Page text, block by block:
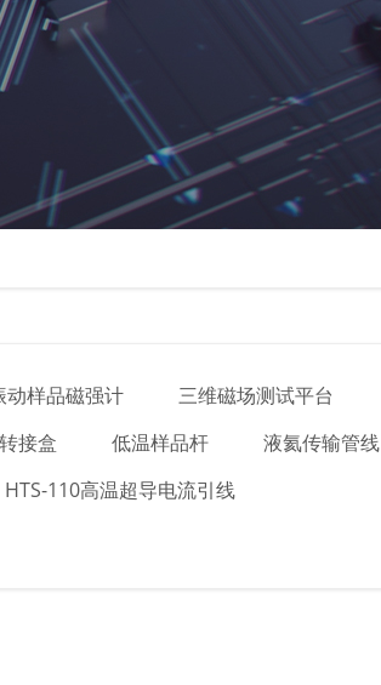
动样品磁强计
三维磁场测试平台
转接盒
低温样品杆
液氦传输管线
HTS-110高温超导电流引线